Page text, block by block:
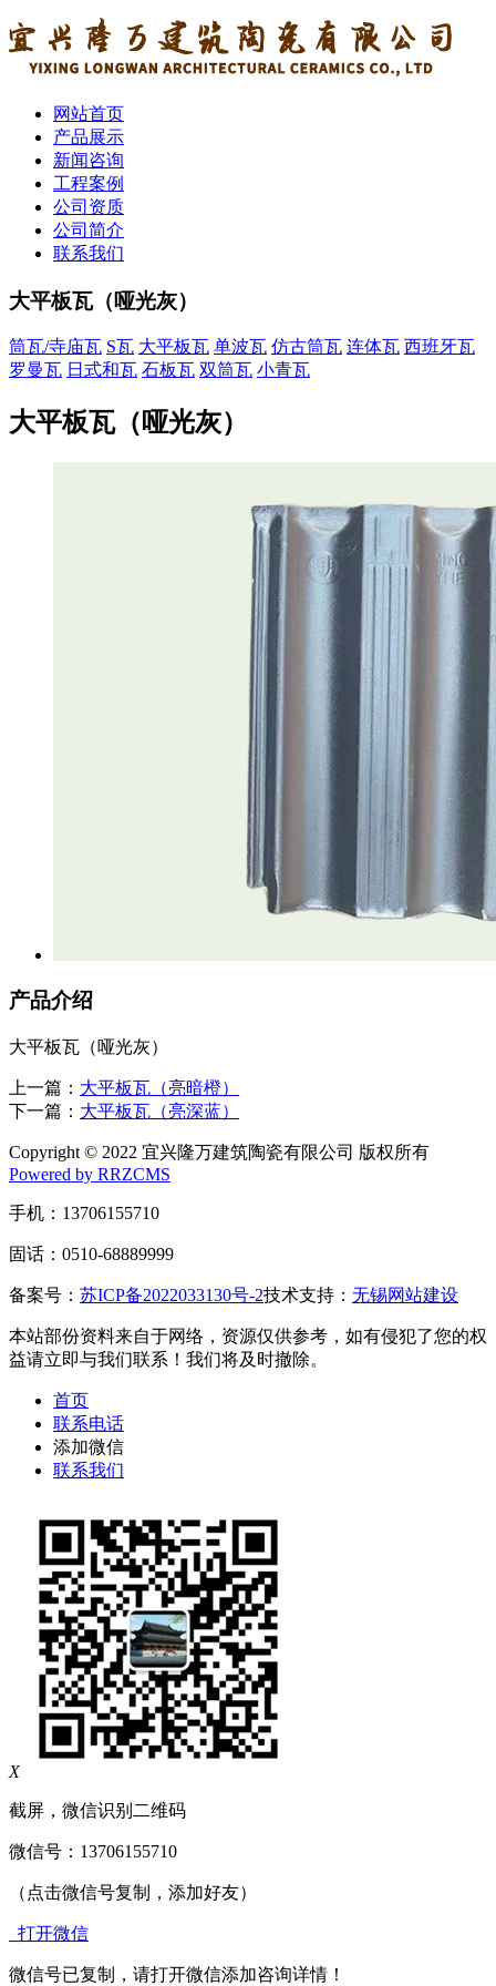
网站首页
产品展示
新闻咨询
工程案例
公司资质
公司简介
联系我们
大平板瓦（哑光灰）
筒瓦/寺庙瓦 S瓦 大平板瓦 单波瓦 仿古筒瓦 连体瓦 西班牙瓦
罗曼瓦 日式和瓦 石板瓦 双筒瓦 小青瓦
大平板瓦（哑光灰）
产品介绍
大平板瓦（哑光灰）
上一篇： 大平板瓦（亮暗橙）
下一篇： 大平板瓦（亮深蓝）
Copyright © 2022 宜兴隆万建筑陶瓷有限公司 版权所有
Powered by RRZCMS
手机：13706155710
固话：0510-68889999
备案号： 苏ICP备2022033130号-2技术支持： 无锡网站建设
本站部份资料来自于网络，资源仅供参考，如有侵犯了您的权
益请立即与我们联系！我们将及时撤除。
首页
联系电话
添加微信
联系我们
X
截屏，微信识别二维码
微信号： 13706155710
（点击微信号复制，添加好友）
打开微信
微信号已复制，请打开微信添加咨询详情！